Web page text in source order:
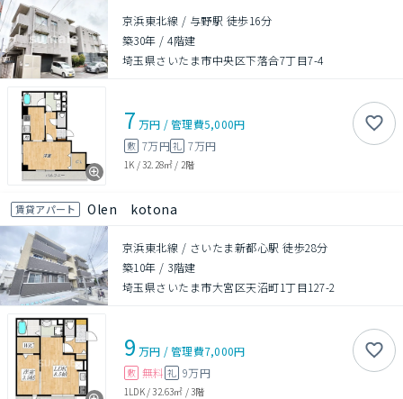
京浜東北線 / 与野駅 徒歩16分
築30年 /4階建
埼玉県さいたま市中央区下落合7丁目7-4
7 万円 /管理費5,000円
敷 7万円礼 7万円
1K /32.28㎡ / 2階
賃貸アパート Olen kotona
京浜東北線 / さいたま新都心駅 徒歩28分
築10年 / 3階建
埼玉県さいたま市大宮区天沼町1丁目127-2
9 万円 /管理費7,000円
敷 無料 礼 9万円
1LDK/32.63㎡ /3階